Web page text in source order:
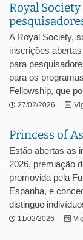
Royal
A Royal Society,
inscrições
para
para os
Fellowship, que
27/02/2026
Princess of
Estão abertas as
2026, premiação
promovida pela
Espanha, e
distingue
11/02/2026